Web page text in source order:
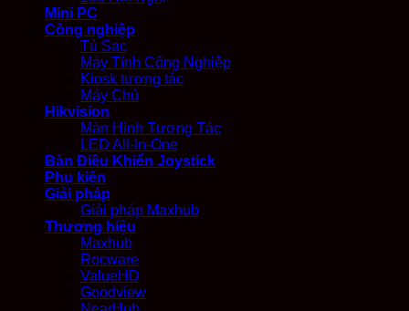
Mini PC
Công nghiệp
Tủ Sạc
Máy Tính Công Nghiệp
Kiosk tương tác
Máy Chủ
Hikvision
Màn Hình Tương Tác
LED All-In-One
Bàn Điều Khiển Joystick
Phụ kiện
Giải pháp
Giải pháp Maxhub
Thương hiệu
Maxhub
Rocware
ValueHD
Goodview